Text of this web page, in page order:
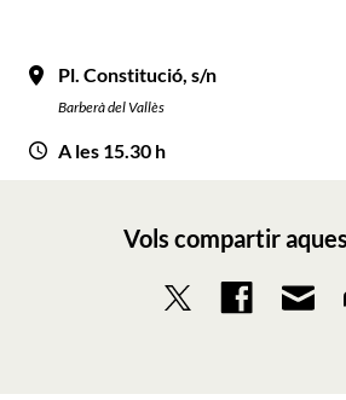
Pl. Constitució, s/n
Barberà del Vallès
A les 15.30 h
Vols compartir